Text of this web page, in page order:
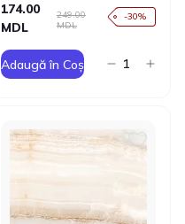
249.00
MDL
174.00
MDL
-30%
Adaugă în Coș